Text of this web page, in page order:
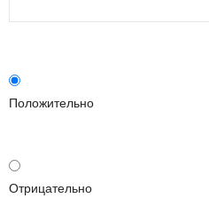
Положительно
Отрицательно